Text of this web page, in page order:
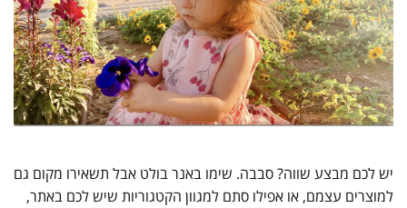
יש לכם מבצע שווה? סבבה. שימו באנר בולט אבל תשאירו מקום גם
למוצרים עצמם, או אפילו סתם למגוון הקטגוריות שיש לכם באתר,